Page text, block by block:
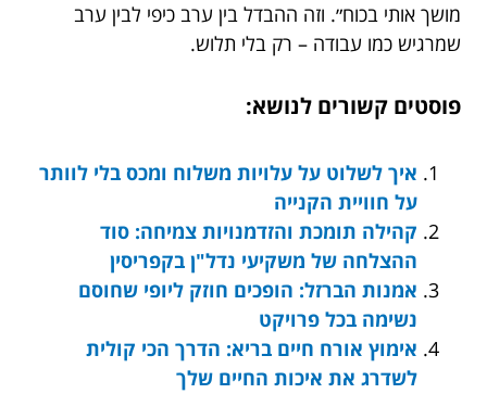
מושך אותי בכוח״. וזה ההבדל בין ערב כיפי לבין ערב
שמרגיש כמו עבודה – רק בלי תלוש.
פוסטים קשורים לנושא:
איך לשלוט על עלויות משלוח ומכס בלי לוותר
על חוויית הקנייה
קהילה תומכת והזדמנויות צמיחה: סוד
ההצלחה של משקיעי נדל"ן בקפריסין
אמנות הברזל: הופכים חוזק ליופי שחוסם
נשימה בכל פרויקט
אימוץ אורח חיים בריא: הדרך הכי קולית
לשדרג את איכות החיים שלך